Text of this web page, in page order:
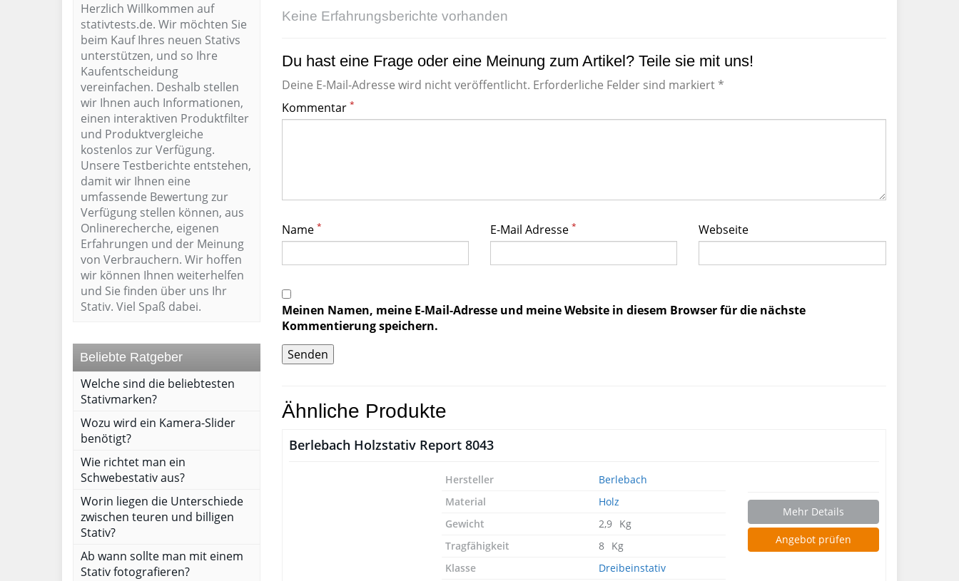
Keine Erfahrungsberichte vorhanden
Du hast eine Frage oder eine Meinung zum Artikel? Teile sie mit uns!
Deine E-Mail-Adresse wird nicht veröffentlicht. Erforderliche Felder sind markiert *
Kommentar *
Name * E-Mail Adresse * Webseite
Meinen Namen, meine E-Mail-Adresse und meine Website in diesem Browser für die nächste
Kommentierung speichern.
Ähnliche Produkte
Berlebach Holzstativ Report 8043
Mehr Details
Angebot prüfen
Hersteller
Berlebach
Material
Holz
Gewicht
2,9⠀Kg
Tragfähigkeit
8⠀Kg
Klasse
Dreibeinstativ
Herzlich Willkommen auf
stativtests.de. Wir möchten Sie
beim Kauf Ihres neuen Stativs
unterstützen, und so Ihre
Kaufentscheidung
vereinfachen. Deshalb stellen
wir Ihnen auch Informationen,
einen interaktiven Produktfilter
und Produktvergleiche
kostenlos zur Verfügung.
Unsere Testberichte entstehen,
damit wir Ihnen eine
umfassende Bewertung zur
Verfügung stellen können, aus
Onlinerecherche, eigenen
Erfahrungen und der Meinung
von Verbrauchern. Wir hoffen
wir können Ihnen weiterhelfen
und Sie finden über uns Ihr
Stativ. Viel Spaß dabei.
Beliebte Ratgeber
Welche sind die beliebtesten
Stativmarken?
Wozu wird ein Kamera-Slider
benötigt?
Wie richtet man ein
Schwebestativ aus?
Worin liegen die Unterschiede
zwischen teuren und billigen
Stativ?
Ab wann sollte man mit einem
Stativ fotografieren?